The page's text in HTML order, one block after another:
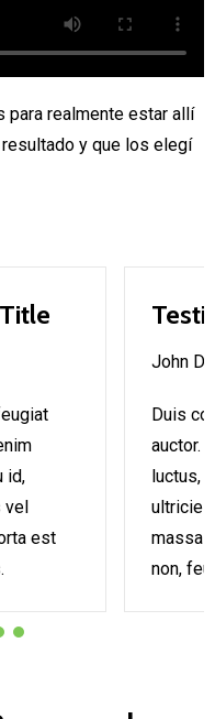
para realmente estar allí
y que los elegí
id,
est
John
Duis
auctor.
luctus,
ultricies
massa
non,